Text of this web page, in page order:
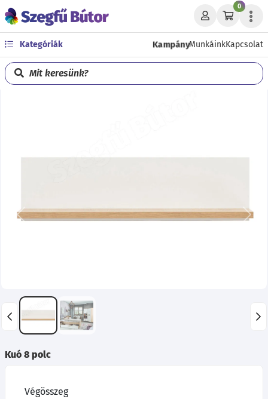
0
Kategóriák KampányMunkáinkKapcsolat
Mit keresünk?
Előző
Kuó 8 polc
Végösszeg